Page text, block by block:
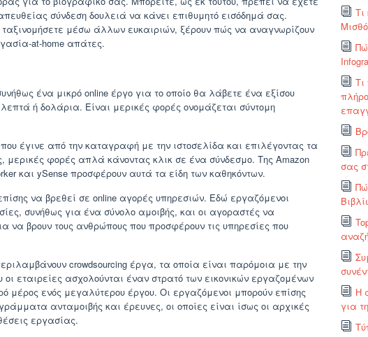
σύνδεση δουλειά να κάνει επιθυμητό εισόδημά σας.
μέσω άλλων ευκαιριών, ξέρουν πώς να αναγνωρίζουν
at-home απάτες.
ένα μικρό online έργο για το οποίο θα λάβετε ένα εξίσου
ή δολάρια. Είναι μερικές φορές ονομάζεται σύντομη
έγινε από την καταγραφή με την ιστοσελίδα και επιλέγοντας τα
μερικές φορές απλά κάνοντας κλικ σε ένα σύνδεσμο. Της Amazon
και ySense προσφέρουν αυτά τα είδη των καθηκόντων.
να βρεθεί σε online αγορές υπηρεσιών. Εδώ εργαζόμενοι
συνήθως για ένα σύνολο αμοιβής, και οι αγοραστές να
να βρουν τους ανθρώπους που προσφέρουν τις υπηρεσίες που
crowdsourcing έργα, τα οποία είναι παρόμοια με την
εταιρείες ασχολούνται έναν στρατό των εικονικών εργαζομένων
μέρος ενός μεγαλύτερου έργου. Οι εργαζόμενοι μπορούν επίσης
ανταμοιβής και έρευνες, οι οποίες είναι ίσως οι αρχικές
εργασίας.
σας
Η
για